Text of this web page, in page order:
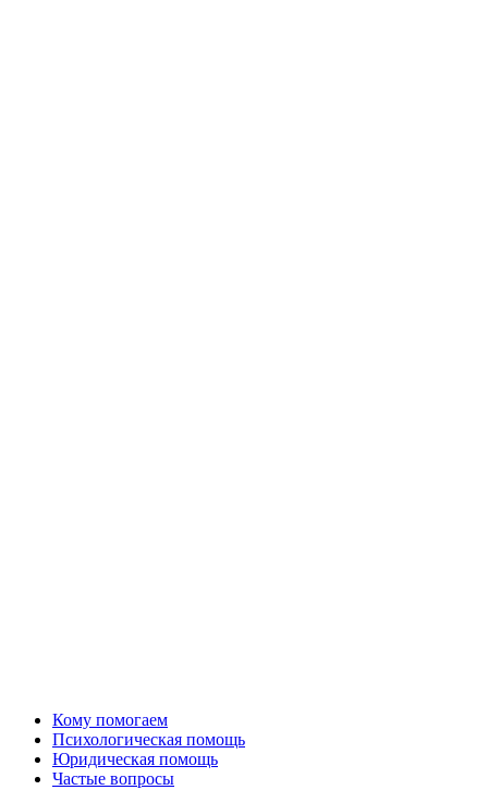
Кому помогаем
Психологическая помощь
Юридическая помощь
Частые вопросы